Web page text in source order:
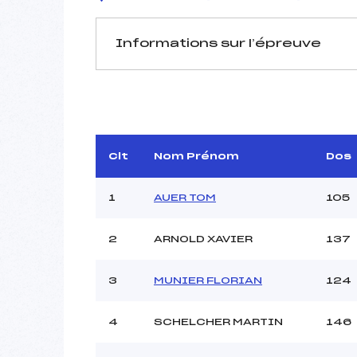
Informations sur l’épreuve
Arbitre :
Assistant :
MANCHE 1
Heure de départ :
Ouvreurs A :
Clt Nom Prénom Dos
1 AUER TOM 105
2 ARNOLD XAVIER 137
3 MUNIER FLORIAN 124
4 SCHELCHER MARTIN 146